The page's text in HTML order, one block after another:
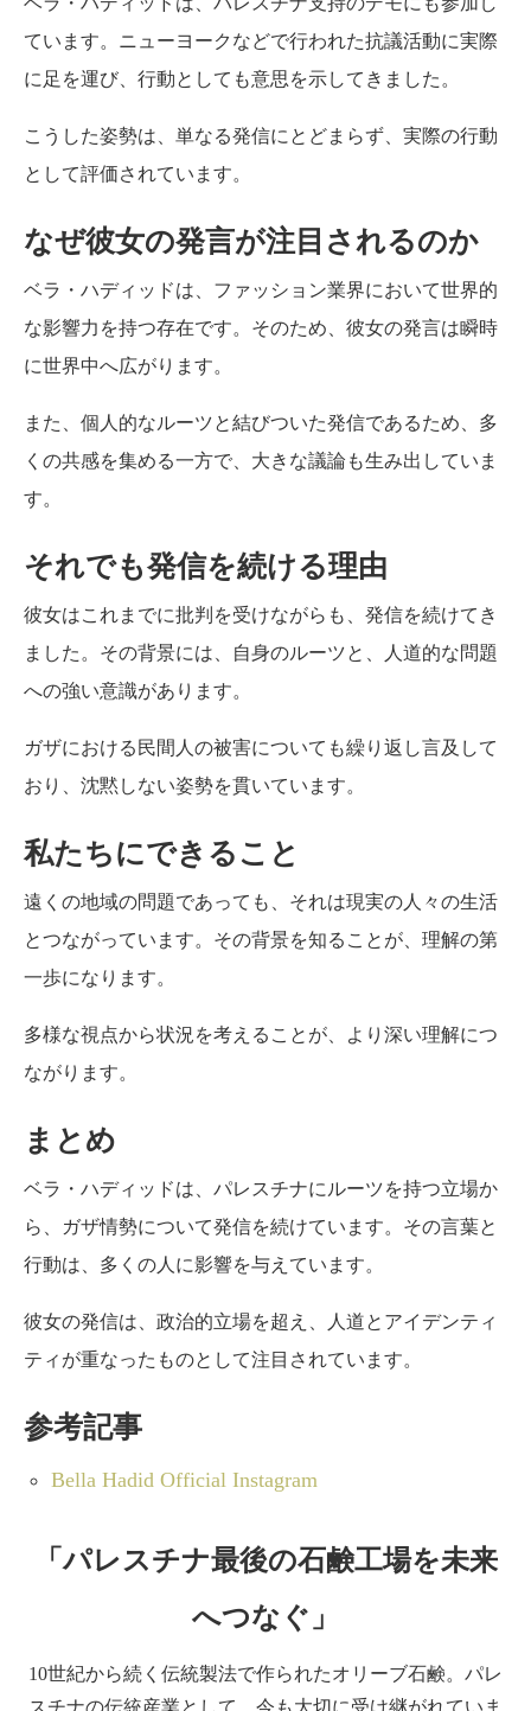
ています。ニューヨークなどで行われた抗議活動に実際
に足を運び、行動としても意思を示してきました。
こうした姿勢は、単なる発信にとどまらず、実際の行動
として評価されています。
なぜ彼女の発言が注目されるのか
ベラ・ハディッドは、ファッション業界において世界的
な影響力を持つ存在です。そのため、彼女の発言は瞬時
に世界中へ広がります。
また、個人的なルーツと結びついた発信であるため、多
くの共感を集める一方で、大きな議論も生み出していま
す。
それでも発信を続ける理由
彼女はこれまでに批判を受けながらも、発信を続けてき
ました。その背景には、自身のルーツと、人道的な問題
への強い意識があります。
ガザにおける民間人の被害についても繰り返し言及して
おり、沈黙しない姿勢を貫いています。
私たちにできること
遠くの地域の問題であっても、それは現実の人々の生活
とつながっています。その背景を知ることが、理解の第
一歩になります。
多様な視点から状況を考えることが、より深い理解につ
ながります。
まとめ
ベラ・ハディッドは、パレスチナにルーツを持つ立場か
ら、ガザ情勢について発信を続けています。その言葉と
行動は、多くの人に影響を与えています。
彼女の発信は、政治的立場を超え、人道とアイデンティ
ティが重なったものとして注目されています。
参考記事
Bella Hadid Official Instagram
「パレスチナ最後の石鹸工場を未来
へつなぐ」
10世紀から続く伝統製法で作られたオリーブ石鹸。パレ
スチナの伝統産業として、今も大切に受け継がれていま